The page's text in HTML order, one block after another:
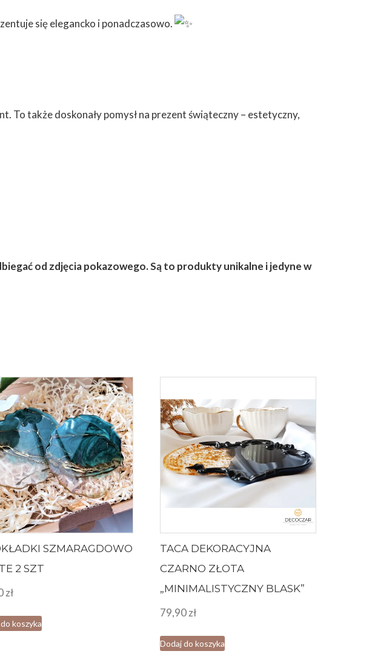
się elegancko i ponadczasowo.
To także doskonały pomysł na prezent świąteczny – estetyczny,
od zdjęcia pokazowego. Są to produkty unikalne i jedyne w
SZMARAGDOWO
2 SZT
zł
koszyka
TACA DEKORACYJNA
CZARNO ZŁOTA
„MINIMALISTYCZNY BLASK”
79,90zł
Dodaj do koszyka